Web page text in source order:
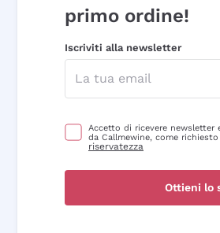
primo ordine!
Iscriviti alla newsletter
Accetto di ricevere newsletter
da Callmewine, come
riservatezza
Ottieni lo